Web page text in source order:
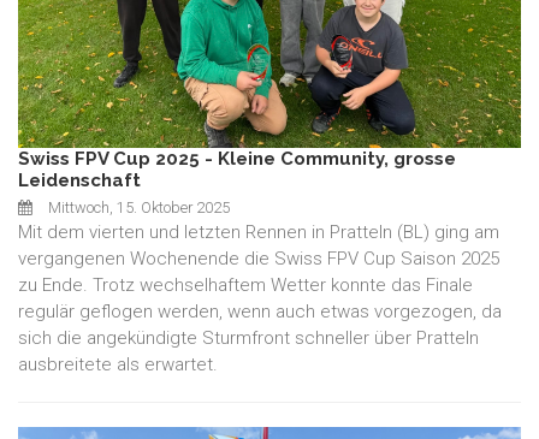
Swiss FPV Cup 2025 - Kleine Community, grosse
Leidenschaft
Mittwoch, 15. Oktober 2025
Mit dem vierten und letzten Rennen in Pratteln (BL) ging am
vergangenen Wochenende die Swiss FPV Cup Saison 2025
zu Ende. Trotz wechselhaftem Wetter konnte das Finale
regulär geflogen werden, wenn auch etwas vorgezogen, da
sich die angekündigte Sturmfront schneller über Pratteln
ausbreitete als erwartet.